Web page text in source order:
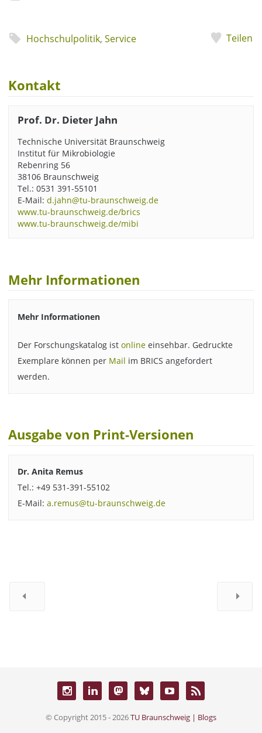
Hochschulpolitik, Service Teilen
Kontakt
Prof. Dr. Dieter Jahn
Technische Universität Braunschweig
Institut für Mikrobiologie
Rebenring 56
38106 Braunschweig
Tel.: 0531 391-55101
E-Mail: d.jahn@tu-braunschweig.de
www.tu-braunschweig.de/brics
www.tu-braunschweig.de/mibi
Mehr Informationen
Mehr Informationen
Der Forschungskatalog ist onlineeinsehbar. Gedruckte
Exemplare können per Mail im BRICS angefordert
werden.
Ausgabe von Print-Versionen
Dr. Anita Remus
Tel.: +49 531-391-55102
E-Mail: a.remus@tu-braunschweig.de
© Copyright 2015 - 2026TU Braunschweig | Blogs